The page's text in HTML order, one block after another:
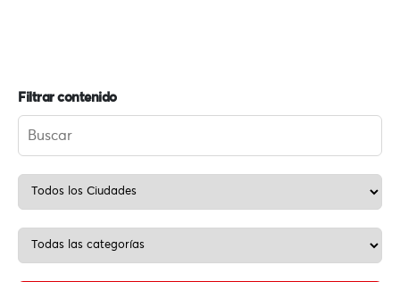
Filtrar contenido